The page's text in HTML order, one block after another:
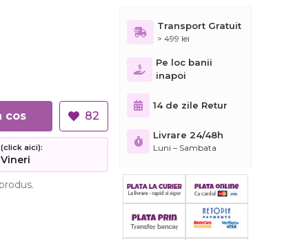
Adauga in cos 82
aici):
Transport Gratuit
> 499 lei
Pe loc banii
inapoi
14 de zile Retur
Livrare 24/48h
Luni – Sambata